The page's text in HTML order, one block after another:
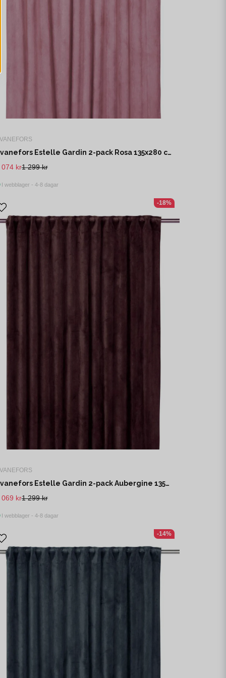
Svanefors Estelle Gardin 2-pack Rosa 135x280 cm
1 299 kr
074 kr
I webblager - 4-8 dagar
Svanefors Estelle Gardin 2-pack Aubergine 135x280 cm
1 299 kr
069 kr
I webblager - 4-8 dagar
-18%
-14%